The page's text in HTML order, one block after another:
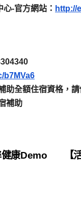
-官方網站： http://
b7MVa6
助全額住宿資格，
補助
【
康Demo